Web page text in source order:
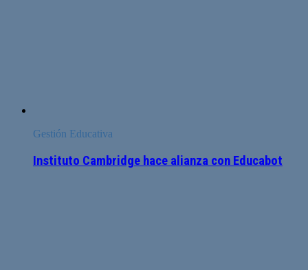
Gestión Educativa
Instituto Cambridge hace alianza con Educabot